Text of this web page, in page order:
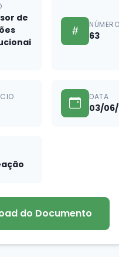
de
NÚMERO
63
DATA
03/06/
do Documento